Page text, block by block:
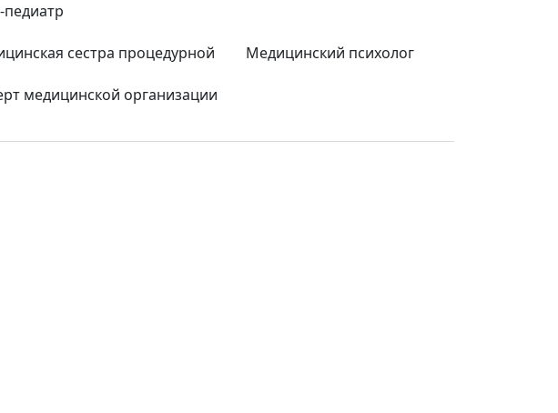
сестра процедурной Медицинский психолог
медицинской организации